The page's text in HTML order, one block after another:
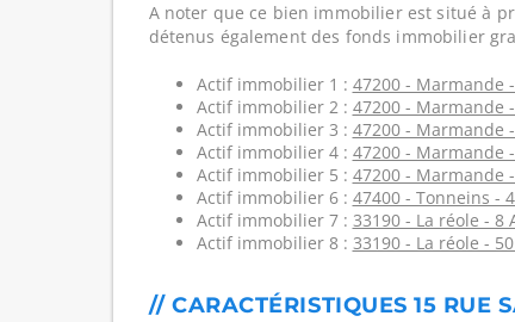
A noter que ce bien immobilier est situé à
détenus également des fonds immobilier
Actif immobilier 1 : 47200 - Marmande
Actif immobilier 2 : 47200 - Marmande
Actif immobilier 3 : 47200 - Marmande
Actif immobilier 4 : 47200 - Marmande
Actif immobilier 5 : 47200 - Marmande
Actif immobilier 6 : 47400 - Tonneins -
Actif immobilier 7 : 33190 - La réole - 8
Actif immobilier 8 : 33190 - La réole -
// CARACTÉRISTIQUES 15 RUE